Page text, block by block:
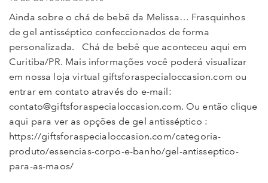
Ainda sobre o chá de bebê da Melissa… Frasquinhos
de gel antisséptico confeccionados de forma
personalizada. Chá de bebê que aconteceu aqui em
Curitiba/PR. Mais informações você poderá visualizar
em nossa loja virtual giftsforaspecialoccasion.com ou
entrar em contato através do e-mail:
contato@giftsforaspecialoccasion.com. Ou então clique
aqui para ver as opções de gel antisséptico :
https://giftsforaspecialoccasion.com/categoria-
produto/essencias-corpo-e-banho/gel-antisseptico-
para-as-maos/